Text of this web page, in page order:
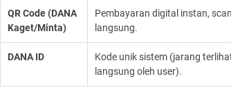
QR Code (DANA
Kaget/Minta)
Pembayaran digital instan, scan
langsung.
DANA ID
Kode unik sistem (jarang
langsung oleh user).